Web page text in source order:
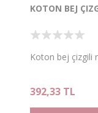
KOTON BEJ
Koton bej çizgili
392,33 TL